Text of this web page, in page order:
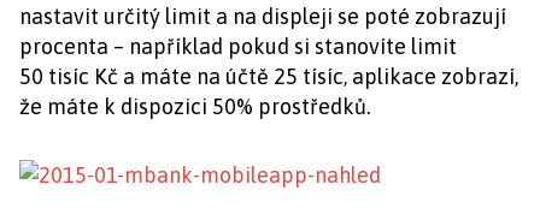
nastavit určitý limit a na displeji se poté zobrazují
procenta – například pokud si stanovíte limit
50 tisíc Kč a máte na účtě 25 tísíc, aplikace zobrazí,
že máte k dispozici 50% prostředků.